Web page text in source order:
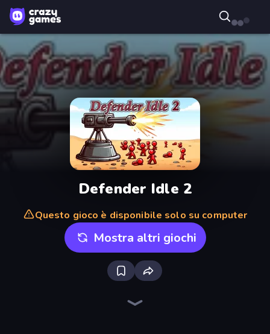
Defender Idle 2
Questo gioco è disponibile solo su computer
Mostra altri giochi